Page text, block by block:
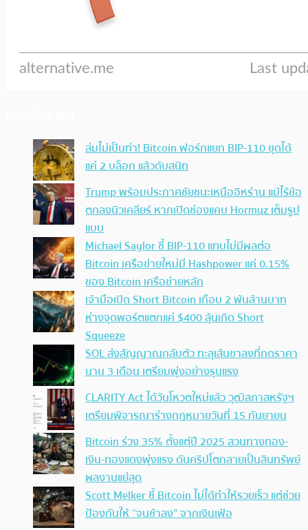
ล่มไม่เป็นท่า! Bitcoin ฟอร์กแยก BIP-110 ขุดได้
แค่ 2 บล็อก แล้วดับสนิท
Trump พร้อมประกาศชัยชนะเหนืออิหร่าน แม้ไร้ข้อ
ตกลงนิวเคลียร์ หากเปิดช่องแคบ Hormuz เต็มรูป
แบบ
Michael Saylor ชี้ BIP-110 แทบไม่มีผลต่อ
Bitcoin เครือข่ายใหม่มี Hashpower แค่ 0.15%
ของ Bitcoin เครือข่ายหลัก
เจ้ามือเปิด Short Bitcoin เกือบ 2 พันล้านบาท
ห่างจุดพอร์ตแตกแค่ $400 ลุ้นเกิด Short
Squeeze
SOL ส่งสัญญาณกลับตัว ทะลุเส้นขาลงที่กดราคา
นาน 3 เดือน เตรียมพุ่งอย่างรุนแรง
CLARITY Act ได้วันโหวตใหม่แล้ว วุฒิสภาสหรัฐฯ
เตรียมพิจารณาร่างกฎหมายวันที่ 15 กันยายน
Bitcoin ร่วง 35% ตั้งแต่ปี 2025 สวนทางทอง-
เงิน-ทองแดงพุ่งแรง ดันคริปโตกลายเป็นสินทรัพย์
ผลงานแย่สุด
Scott Melker ชี้ Bitcoin ไม่ได้ทำให้รวยเร็ว แต่ช่วย
ป้องกันให้ “จนช้าลง” จากเงินเฟ้อ